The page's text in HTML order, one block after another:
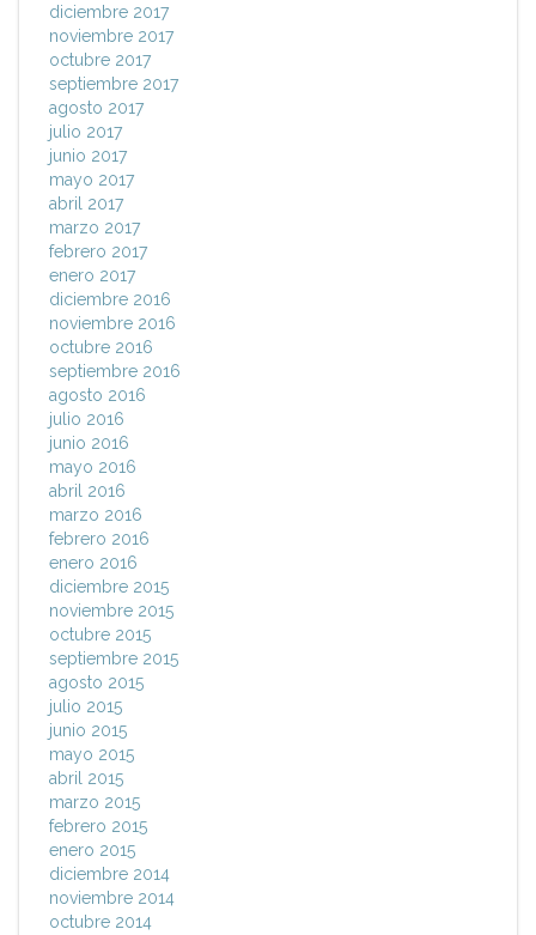
diciembre 2017
noviembre 2017
octubre 2017
septiembre 2017
agosto 2017
julio 2017
junio 2017
mayo 2017
abril 2017
marzo 2017
febrero 2017
enero 2017
diciembre 2016
noviembre 2016
octubre 2016
septiembre 2016
agosto 2016
julio 2016
junio 2016
mayo 2016
abril 2016
marzo 2016
febrero 2016
enero 2016
diciembre 2015
noviembre 2015
octubre 2015
septiembre 2015
agosto 2015
julio 2015
junio 2015
mayo 2015
abril 2015
marzo 2015
febrero 2015
enero 2015
diciembre 2014
noviembre 2014
octubre 2014